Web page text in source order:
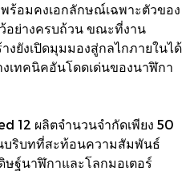
ร้อมคงเอกลักษณ์เฉพาะตัวของ
อย่างครบถ้วน ขณะที่งาน
งยังเปิดมุมมองสู่กลไกภายในได้
เทคนิคอันโดดเด่นของนาฬิกา
12 ผลิตจำนวนจำกัดเพียง 50
บริบทที่สะท้อนความสัมพันธ์
ษฐ์นาฬิกาและโลกมอเตอร์